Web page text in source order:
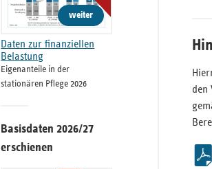
den
weiter
Daten zur finanziellen
Belastung
Eigenanteile in der
stationären Pflege 2026
Basisdaten 2026/27
erschienen